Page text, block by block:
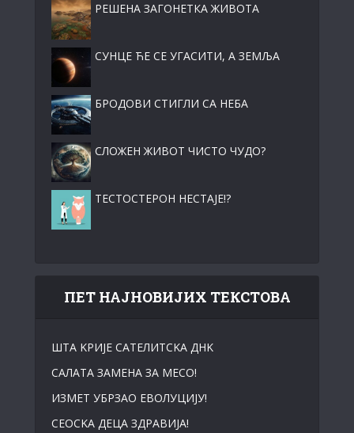
РЕШЕНА ЗАГОНЕТКА ЖИВОТА
СУНЦЕ ЋЕ СЕ УГАСИТИ, А ЗЕМЉА
БРОДОВИ СТИГЛИ СА НЕБА
СЛОЖЕН ЖИВОТ ЧИСТО ЧУДО?
ТЕСТОСТЕРОН НЕСТАЈЕ!?
ПЕТ НАЈНОВИЈИХ ТЕКСТОВА
ШТА KРИЈЕ САТЕЛИТСKА ДНK
САЛАТА ЗАМЕНА ЗА МЕСО!
ИЗМЕТ УБРЗАО ЕВОЛУЦИЈУ!
СЕОСKА ДЕЦА ЗДРАВИЈА!